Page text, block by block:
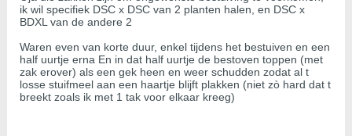
ik wil specifiek DSC x DSC van 2 planten halen, en DSC x
BDXL van de andere 2
Waren even van korte duur, enkel tijdens het bestuiven en een
half uurtje erna En in dat half uurtje de bestoven toppen (met
zak erover) als een gek heen en weer schudden zodat al t
losse stuifmeel aan een haartje blijft plakken (niet zò hard dat t
breekt zoals ik met 1 tak voor elkaar kreeg)